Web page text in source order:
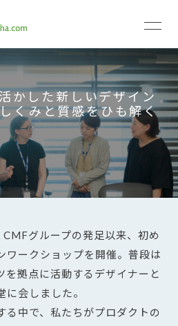
かした新しいデザイン
くみと質感をひも解く
グループの発足以来、初め
ワークショップを開催。普段は
を拠点に活動するデザイナーと
会しました。
る中で、私たちがプロダクトの